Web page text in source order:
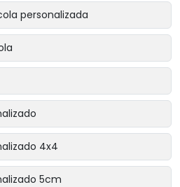
personalizada
4x4
5cm